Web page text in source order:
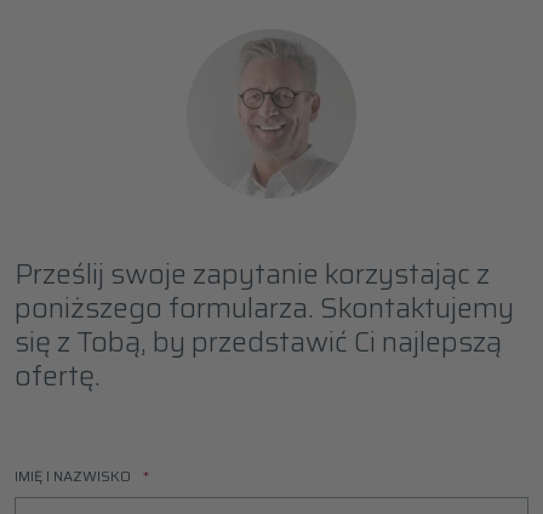
Prześlij swoje zapytanie korzystając z
poniższego formularza. Skontaktujemy
się z Tobą, by przedstawić Ci najlepszą
ofertę.
IMIĘ I NAZWISKO